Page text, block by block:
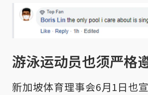
游泳运动员也须严格
新加坡体育理事会6月1日也